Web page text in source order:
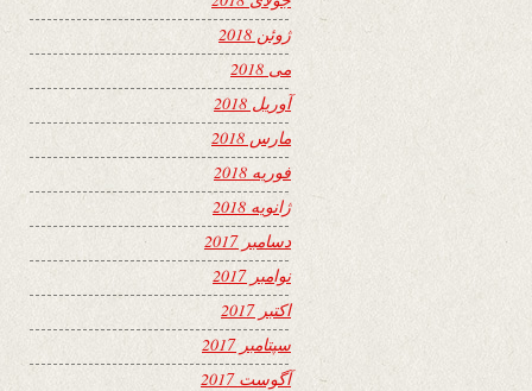
ژوئن 2018
می 2018
آوریل 2018
مارس 2018
فوریه 2018
ژانویه 2018
دسامبر 2017
نوامبر 2017
اکتبر 2017
سپتامبر 2017
آگوست 2017